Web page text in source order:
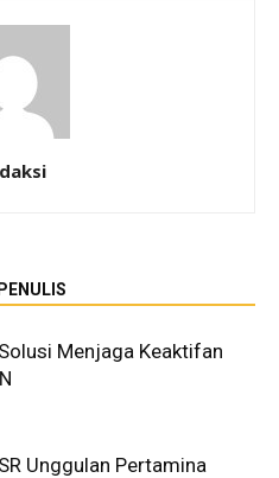
Menjaga Keaktifan
Unggulan Pertamina